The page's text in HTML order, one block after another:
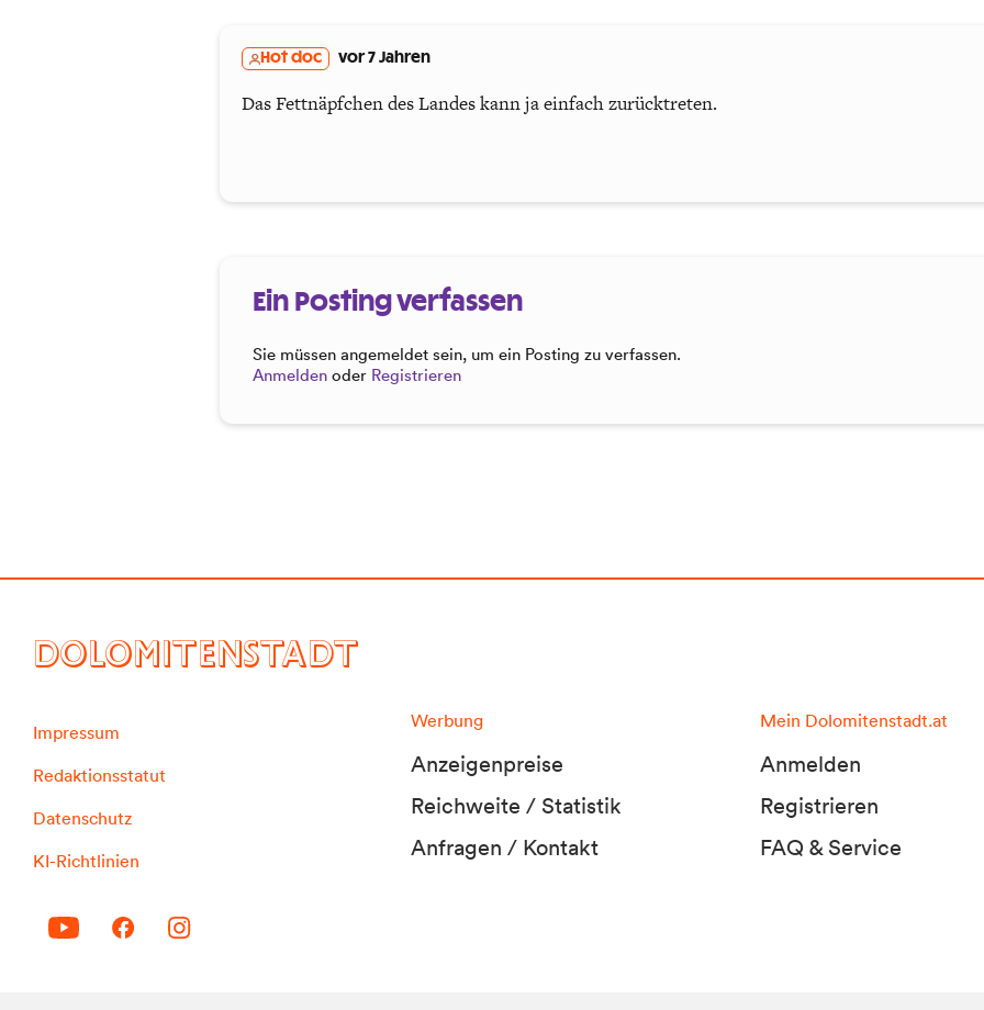
Hot doc vor 7 Jahren
Das Fettnäpfchen des Landes kann ja einfach zurücktreten.
Ein Posting verfassen
Sie müssen angemeldet sein, um ein Posting zu verfassen.
Anmelden oder Registrieren
DOLOMITENSTADT
Impressum
Redaktionsstatut
Datenschutz
KI-Richtlinien
Werbung
Anzeigenpreise
Reichweite / Statistik
Anfragen / Kontakt
Mein Dolomitenstadt.at
Anmelden
Registrieren
FAQ & Service